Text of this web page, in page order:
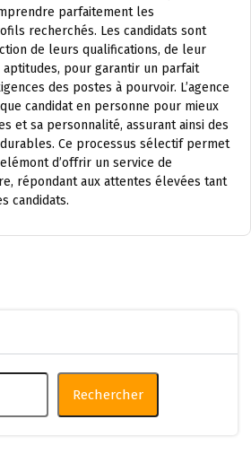
parfaitement les
recherchés. Les candidats sont
de leurs qualifications, de leur
pour garantir un parfait
des postes à pourvoir. L’agence
candidat en personne pour mieux
et sa personnalité, assurant ainsi des
Ce processus sélectif permet
d’offrir un service de
répondant aux attentes élevées tant
candidats.
Rechercher